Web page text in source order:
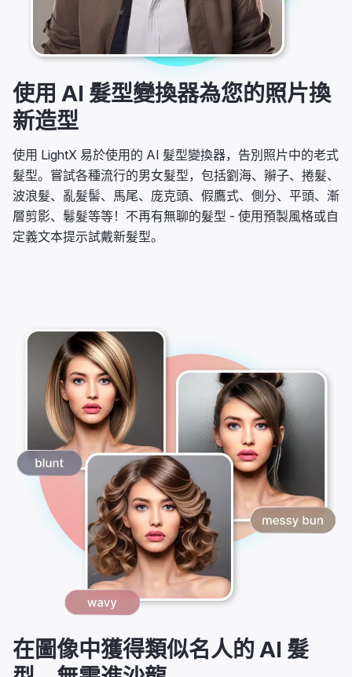
使用 AI 髮型變換器為您的照片換
新造型
使用 LightX 易於使用的 AI 髮型變換器，告別照片中的老式
髮型。嘗試各種流行的男女髮型，包括劉海、辮子、捲髮、
波浪髮、亂髮髻、馬尾、庞克頭、假鷹式、側分、平頭、漸
層剪影、鬈髮等等！不再有無聊的髮型 - 使用預製風格或自
定義文本提示試戴新髮型。
在圖像中獲得類似名人的 AI 髮